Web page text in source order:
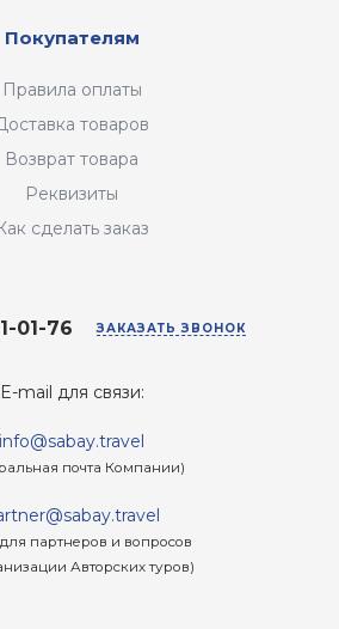
Покупателям
Правила оплаты
товаров
Возврат товара
Реквизиты
сделать заказ
01-76 ЗАКАЗАТЬ ЗВОНОК
E-mail для связи:
info@sabay.travel
почта Компании)
для партнеров и вопросов
Авторских туров)